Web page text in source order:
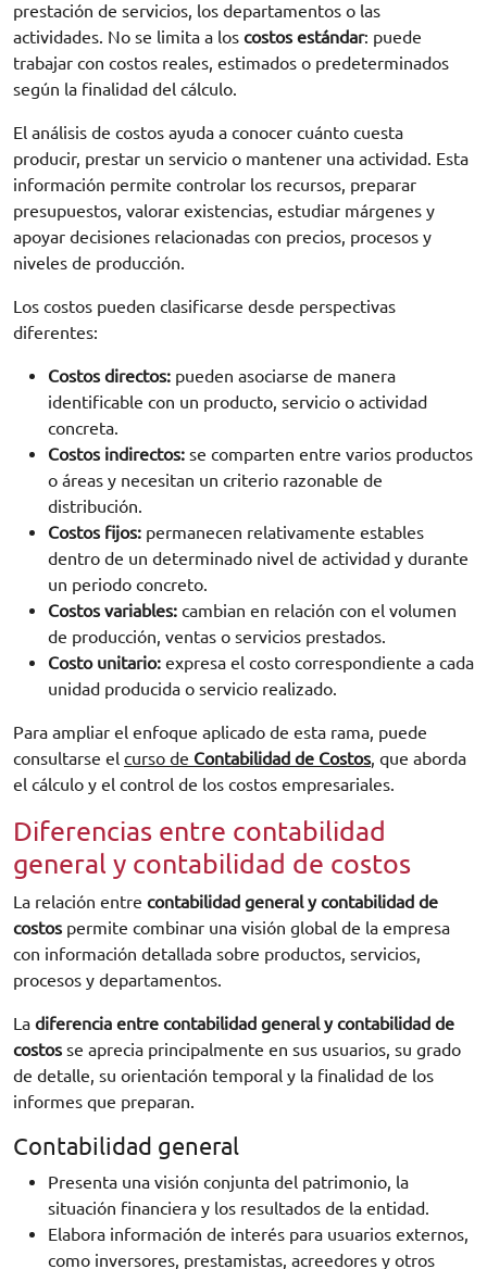
prestación de servicios, los departamentos o las
actividades. No se limita a los costos estándar: puede
trabajar con costos reales, estimados o predeterminados
según la finalidad del cálculo.
El análisis de costos ayuda a conocer cuánto cuesta
producir, prestar un servicio o mantener una actividad. Esta
información permite controlar los recursos, preparar
presupuestos, valorar existencias, estudiar márgenes y
apoyar decisiones relacionadas con precios, procesos y
niveles de producción.
Los costos pueden clasificarse desde perspectivas
diferentes:
Costos directos: pueden asociarse de manera
identificable con un producto, servicio o actividad
concreta.
Costos indirectos: se comparten entre varios productos
o áreas y necesitan un criterio razonable de
distribución.
Costos fijos: permanecen relativamente estables
dentro de un determinado nivel de actividad y durante
un periodo concreto.
Costos variables: cambian en relación con el volumen
de producción, ventas o servicios prestados.
Costo unitario: expresa el costo correspondiente a cada
unidad producida o servicio realizado.
Para ampliar el enfoque aplicado de esta rama, puede
consultarse el curso de Contabilidad de Costos, que aborda
el cálculo y el control de los costos empresariales.
Diferencias entre contabilidad
general y contabilidad de costos
La relación entre contabilidad general y contabilidad de
costos permite combinar una visión global de la empresa
con información detallada sobre productos, servicios,
procesos y departamentos.
La diferencia entre contabilidad general y contabilidad de
costos se aprecia principalmente en sus usuarios, su grado
de detalle, su orientación temporal y la finalidad de los
informes que preparan.
Contabilidad general
Presenta una visión conjunta del patrimonio, la
situación financiera y los resultados de la entidad.
Elabora información de interés para usuarios externos,
como inversores, prestamistas, acreedores y otros